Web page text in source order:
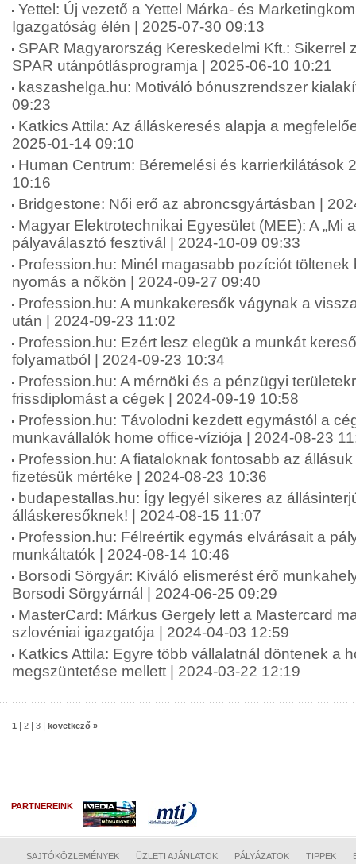
Yettel: Új vezető a Yettel Márka- és
Igazgatóság élén | 2025-07-30 09:13
SPAR Magyarország Kereskedelmi Kft.: Sikerrel
SPAR utánpótlásprogramja | 2025-06-10 10:21
kaszashelga.hu: Motiváló bónuszrendszer
09:23
Katkics Attila: Az álláskeresés alapja a
2025-01-14 09:10
Human Centrum: Béremelési és karrierkilátások
10:16
Bridgestone: Női erő az abroncsgyártásban |
Magyar Elektrotechnikai Egyesület (MEE): A „Mi
pályaválasztó fesztivál | 2024-10-09 09:33
Profession.hu: Minél magasabb pozíciót
nyomás a nőkön | 2024-09-27 09:40
Profession.hu: A munkakeresők vágynak a
után | 2024-09-23 11:02
Profession.hu: Ezért lesz elegük a munkát
folyamatból | 2024-09-23 10:34
Profession.hu: A mérnöki és a pénzügyi
frissdiplomást a cégek | 2024-09-19 10:58
Profession.hu: Távolodni kezdett egymástól a
munkavállalók home office-víziója | 2024-08-23
Profession.hu: A fiataloknak fontosabb az
fizetésük mértéke | 2024-08-23 10:36
budapestallas.hu: Így legyél sikeres az
álláskeresőknek! | 2024-08-15 11:07
Profession.hu: Félreértik egymás elvárásait a
munkáltatók | 2024-08-14 10:46
Borsodi Sörgyár: Kiváló elismerést érő
Borsodi Sörgyárnál | 2024-06-25 09:29
MasterCard: Márkus Gergely lett a Mastercard
szlovéniai igazgatója | 2024-04-03 12:59
Katkics Attila: Egyre több vállalatnál döntenek a
megszüntetése mellett | 2024-03-22 12:19
1 2 3 következő »
PARTNEREINK
SAJTÓKÖZLEMÉNYEK ÜZLETI AJÁNLATOK PÁLYÁZATOK TIPPEK